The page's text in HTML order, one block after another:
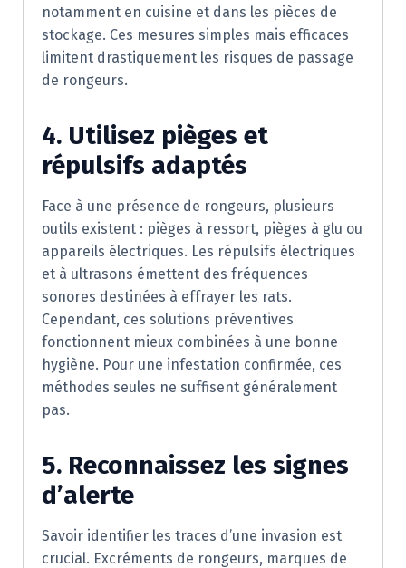
notamment en cuisine et dans les pièces de
stockage. Ces mesures simples mais efficaces
limitent drastiquement les risques de passage
de rongeurs.
4. Utilisez pièges et
répulsifs adaptés
Face à une présence de rongeurs, plusieurs
outils existent : pièges à ressort, pièges à glu ou
appareils électriques. Les répulsifs électriques
et à ultrasons émettent des fréquences
sonores destinées à effrayer les rats.
Cependant, ces solutions préventives
fonctionnent mieux combinées à une bonne
hygiène. Pour une infestation confirmée, ces
méthodes seules ne suffisent généralement
pas.
5. Reconnaissez les signes
d’alerte
Savoir identifier les traces d’une invasion est
crucial. Excréments de rongeurs, marques de